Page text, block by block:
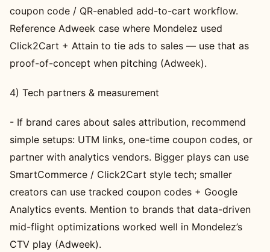
coupon code / QR-enabled add-to-cart workflow.
Reference Adweek case where Mondelez used
Click2Cart + Attain to tie ads to sales — use that as
proof-of-concept when pitching (Adweek).
4) Tech partners & measurement
- If brand cares about sales attribution, recommend
simple setups: UTM links, one-time coupon codes, or
partner with analytics vendors. Bigger plays can use
SmartCommerce / Click2Cart style tech; smaller
creators can use tracked coupon codes + Google
Analytics events. Mention to brands that data-driven
mid-flight optimizations worked well in Mondelez’s
CTV play (Adweek).